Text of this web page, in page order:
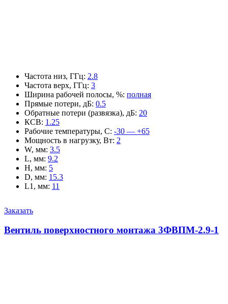
Частота низ, ГГц: 2.8
Частота верх, ГГц: 3
Ширина рабочей полосы, %: полная
Прямые потери, дБ: 0.5
Обратные потери (развязка), дБ: 20
КСВ: 1.25
Рабочие температуры, С: -30 — +65
Мощность в нагрузку, Вт: 2
W, мм: 3.5
L, мм: 9.2
H, мм: 5
D, мм: 15.3
L1, мм: 11
Заказать
Вентиль поверхностного монтажа 3ФВПМ-2.9-1